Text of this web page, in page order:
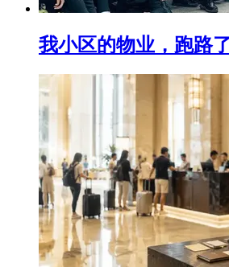
我小区的物业，跑路